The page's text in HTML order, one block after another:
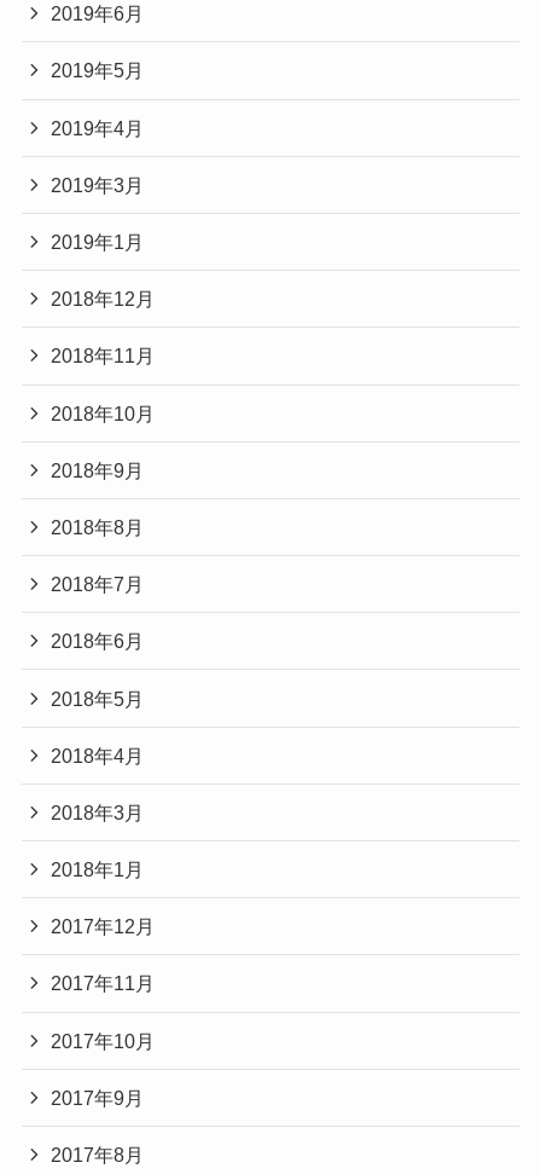
2019年6月
2019年5月
2019年4月
2019年3月
2019年1月
2018年12月
2018年11月
2018年10月
2018年9月
2018年8月
2018年7月
2018年6月
2018年5月
2018年4月
2018年3月
2018年1月
2017年12月
2017年11月
2017年10月
2017年9月
2017年8月